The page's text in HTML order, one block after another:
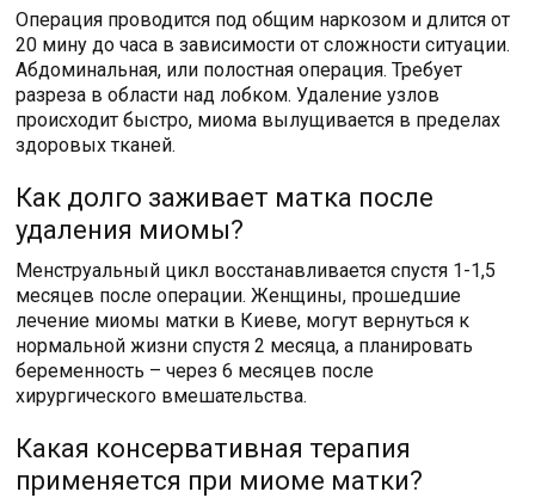
Операция проводится под общим наркозом и длится от
20 мину до часа в зависимости от сложности ситуации.
Абдоминальная, или полостная операция. Требует
разреза в области над лобком. Удаление узлов
происходит быстро, миома вылущивается в пределах
здоровых тканей.
Как долго заживает матка после
удаления миомы?
Менструальный цикл восстанавливается спустя 1-1,5
месяцев после операции. Женщины, прошедшие
лечение миомы матки в Киеве, могут вернуться к
нормальной жизни спустя 2 месяца, а планировать
беременность – через 6 месяцев после
хирургического вмешательства.
Какая консервативная терапия
применяется при миоме матки?